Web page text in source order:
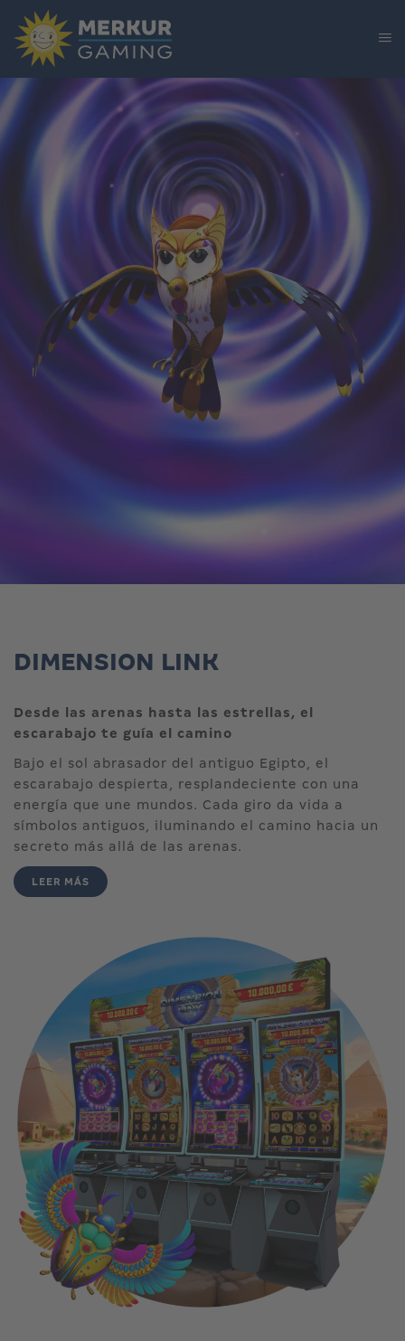
DIMENSION LINK
Desde las arenas hasta las estrellas, el
escarabajo te guía el camino
Bajo el sol abrasador del antiguo Egipto, el
escarabajo despierta, resplandeciente con una
energía que une mundos. Cada giro da vida a
símbolos antiguos, iluminando el camino hacia un
secreto más allá de las arenas.
LEER MÁS